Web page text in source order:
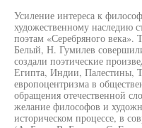
Усиление интереса к
художественному наследию
поэтам «Серебряного
Белый, Н. Гумилев
создали поэтические
Египта, Индии, Палестины,
европоцентризма в
обращения отечественной
желание философов и
историческом процессе, в